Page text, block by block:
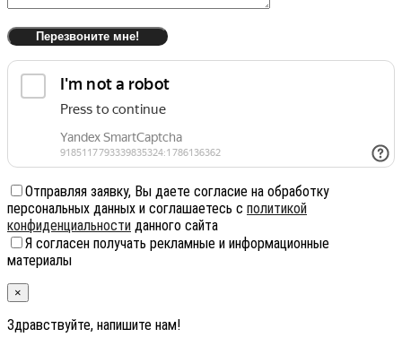
Отправляя заявку, Вы даете согласие на обработку
персональных данных и соглашаетесь с политикой
конфиденциальности данного сайта
Я согласен получать рекламные и информационные
материалы
×
Здравствуйте, напишите нам!